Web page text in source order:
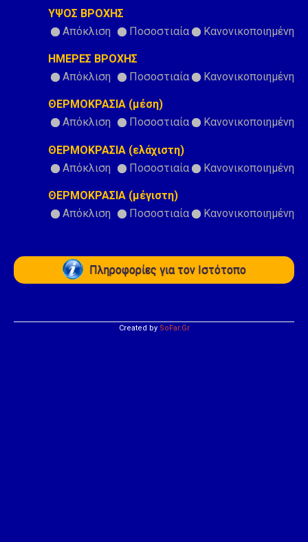
ΥΨΟΣ ΒΡΟΧΗΣ
Απόκλιση
Ποσοστιαία Κανονικοποιημένη
ΗΜΕΡΕΣ ΒΡΟΧΗΣ
Απόκλιση
Ποσοστιαία Κανονικοποιημένη
ΘΕΡΜΟΚΡΑΣΙΑ (μέση)
Απόκλιση
Ποσοστιαία Κανονικοποιημένη
ΘΕΡΜΟΚΡΑΣΙΑ (ελάχιστη)
Απόκλιση
Ποσοστιαία Κανονικοποιημένη
ΘΕΡΜΟΚΡΑΣΙΑ (μέγιστη)
Απόκλιση
Ποσοστιαία Κανονικοποιημένη
Πληροφορίες για τον Ιστότοπο
Created by SoFar.Gr